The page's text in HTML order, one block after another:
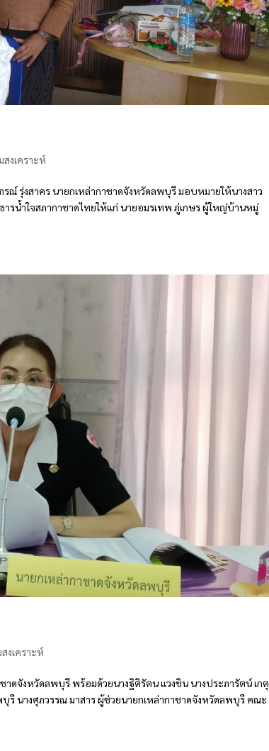
สงเคราะห์
ณ์ รุ่งสาคร นายกเหล่ากาชาดจังหวัดลพบุรี มอบหมายให้นางสาว
รน้ำใจสภากาชาดไทยให้แก่ นายอมรเทพ ภู่เกษร ผู้ใหญ่บ้านหมู่
งเคราะห์
ดจังหวัดลพบุรี พร้อมด้วยนางฐิติรัตน แวงชิน นางประภารัตน์ เกตุ
นางศุภวรรณ มาสาร ผู้ช่วยนายกเหล่ากาชาดจังหวัดลพบุรี คณะ